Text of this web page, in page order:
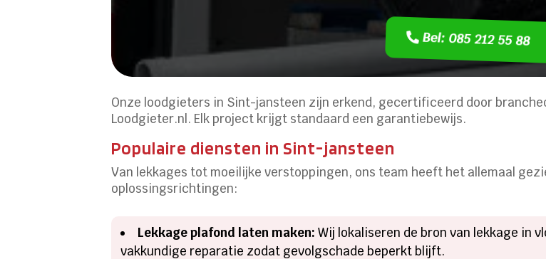
Bel: 085 212 55 88
Onze loodgieters in Sint-jansteen zijn erkend, gecertificeerd door
Loodgieter.nl. Elk project krijgt standaard een garantiebewijs.
Populaire diensten in Sint-jansteen
Van lekkages tot moeilijke verstoppingen, ons team heeft het allemaal
oplossingsrichtingen:
Lekkage plafond laten maken: Wij lokaliseren de bron van lekkage in
vakkundige reparatie zodat gevolgschade beperkt blijft.